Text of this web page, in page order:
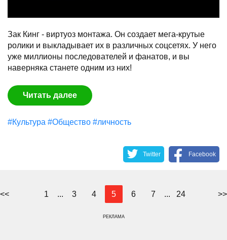
Зак Кинг - виртуоз монтажа. Он создает мега-крутые
ролики и выкладывает их в различных соцсетях. У него
уже миллионы последователей и фанатов, и вы
наверняка станете одним из них!
Читать далее
#Культура #Общество #личность
Twitter Facebook
<< 1 ... 3 4 5 6 7 ... 24 >>
РЕКЛАМА